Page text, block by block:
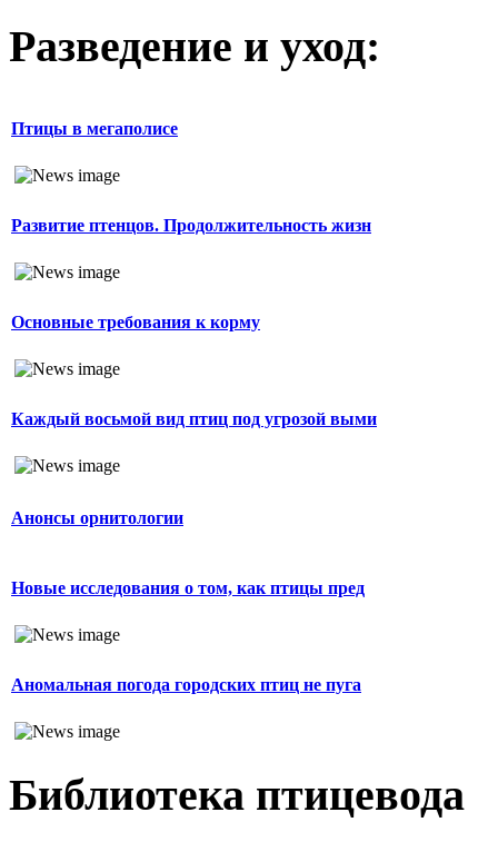
Разведение и уход:
Птицы в мегаполисе
Развитие птенцов. Продолжительность жизн
Основные требования к корму
Каждый восьмой вид птиц под угрозой выми
Анонсы орнитологии
Новые исследования о том, как птицы пред
Аномальная погода городских птиц не пуга
Библиотека птицевода